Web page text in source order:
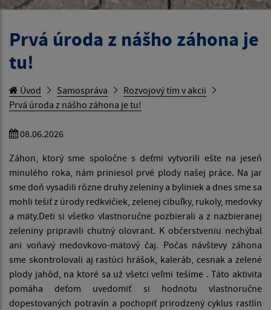
Prvá úroda z nášho záhona je
tu!
Úvod Samospráva
Rozvojový tím v akcii
Prvá úroda z nášho záhona je tu!
08.06.2026
Záhon, ktorý sme spoločne s deťmi vytvorili ešte na jeseň
minulého roka, nám priniesol prvé plody našej práce. Na jar
sme doň vysadili rôzne druhy zeleniny a byliniek a dnes sme sa
mohli tešiť z úrody redkvičiek, zelenej cibuľky, rukoly, medovky
a mäty.Deti si všetko vlastnoručne pozbierali a z nazbieranej
zeleniny pripravili chutný olovrant. K občerstveniu nechýbal
ani voňavý medovkovo-mätový čaj. Počas návštevy záhona
sme skontrolovali aj rastúci hrášok, kaleráb, cesnak a zelené
plody jahôd, na ktoré sa už všetci veľmi tešíme . Táto aktivita
pomáha deťom uvedomiť si hodnotu vlastnoručne
dopestovaných potravín a pochopiť prirodzený cyklus rastlín